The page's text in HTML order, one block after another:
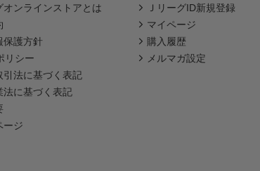
オンラインストアとは
保護方針
リシー
引法に基づく表記
法に基づく表記
ージ
ＪリーグID新規登録
マイページ
購入履歴
メルマガ設定